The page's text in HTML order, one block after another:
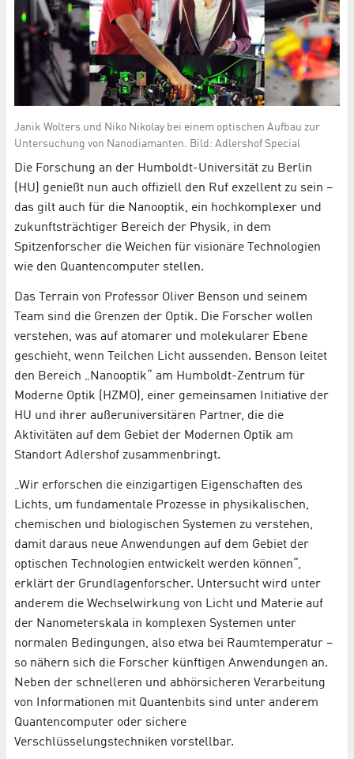
Janik Wolters und Niko Nikolay bei einem optischen Aufbau zur
Untersuchung von Nanodiamanten. Bild: Adlershof Special
Die Forschung an der Humboldt-Universität zu Berlin
(HU) genießt nun auch offiziell den Ruf exzellent zu sein –
das gilt auch für die Nanooptik, ein hochkomplexer und
zukunftsträchtiger Bereich der Physik, in dem
Spitzenforscher die Weichen für visionäre Technologien
wie den Quantencomputer stellen.
Das Terrain von Professor Oliver Benson und seinem
Team sind die Grenzen der Optik. Die Forscher wollen
verstehen, was auf atomarer und molekularer Ebene
geschieht, wenn Teilchen Licht aussenden. Benson leitet
den Bereich „Nanooptik“ am Humboldt-Zentrum für
Moderne Optik (HZMO), einer gemeinsamen Initiative der
HU und ihrer außeruniversitären Partner, die die
Aktivitäten auf dem Gebiet der Modernen Optik am
Standort Adlershof zusammenbringt.
„Wir erforschen die einzigartigen Eigenschaften des
Lichts, um fundamentale Prozesse in physikalischen,
chemischen und biologischen Systemen zu verstehen,
damit daraus neue Anwendungen auf dem Gebiet der
optischen Technologien entwickelt werden können“,
erklärt der Grundlagenforscher. Untersucht wird unter
anderem die Wechselwirkung von Licht und Materie auf
der Nanometerskala in komplexen Systemen unter
normalen Bedingungen, also etwa bei Raumtemperatur –
so nähern sich die Forscher künftigen Anwendungen an.
Neben der schnelleren und abhörsicheren Verarbeitung
von Informationen mit Quantenbits sind unter anderem
Quantencomputer oder sichere
Verschlüsselungstechniken vorstellbar.